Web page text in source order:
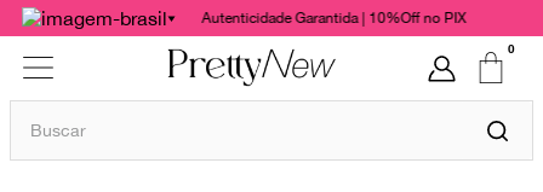
Autenticidade Garantida | 10%Off no PIX
0
Buscar